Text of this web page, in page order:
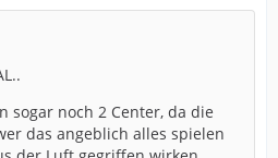
sogar noch 2 Center, da die
das angeblich alles spielen